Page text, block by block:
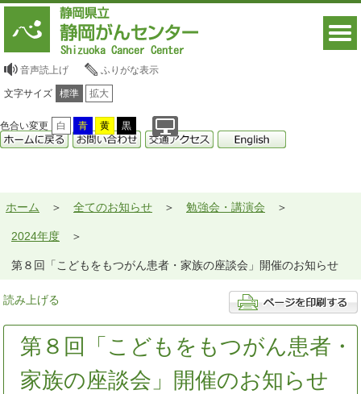
音声読上げ ふりがな表示
文字サイズ 標準 拡大
色合い変更 白 青 黄 黒
ホーム 全てのお知らせ 勉強会・講演会
2024年度
第８回「こどもをもつがん患者・家族の座談会」開催のお知らせ
読み上げる
第８回「こどもをもつがん患者・
家族の座談会」開催のお知らせ